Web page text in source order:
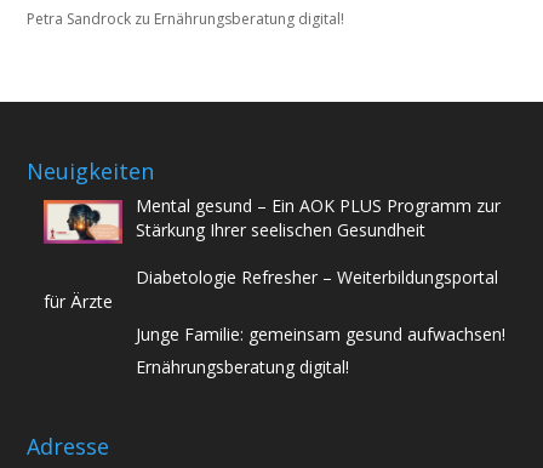
Petra Sandrock zu Ernährungsberatung digital!
Neuigkeiten
Mental gesund – Ein AOK PLUS Programm zur
Stärkung Ihrer seelischen Gesundheit
Diabetologie Refresher – Weiterbildungsportal
für Ärzte
Junge Familie: gemeinsam gesund aufwachsen!
Ernährungsberatung digital!
Adresse